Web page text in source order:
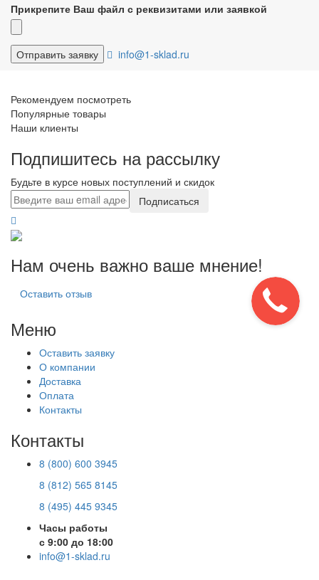
Прикрепите Ваш файл с реквизитами или заявкой
info@1-sklad.ru
Рекомендуем посмотреть
Популярные товары
Наши клиенты
Подпишитесь на рассылку
Будьте в курсе новых поступлений и скидок
Подписаться
Нам очень важно ваше мнение!
Оставить отзыв
Меню
Оставить заявку
О компании
Доставка
Оплата
Контакты
Контакты
8 (800) 600 3945
8 (812) 565 8145
8 (495) 445 9345
Часы работы
с 9:00 до 18:00
info@1-sklad.ru